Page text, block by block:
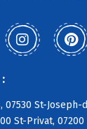
St-
Privat,